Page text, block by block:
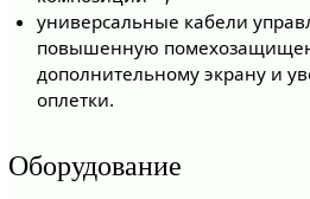
универсальные кабели
повышенную
дополнительному экрану и
оплетки.
Оборудование